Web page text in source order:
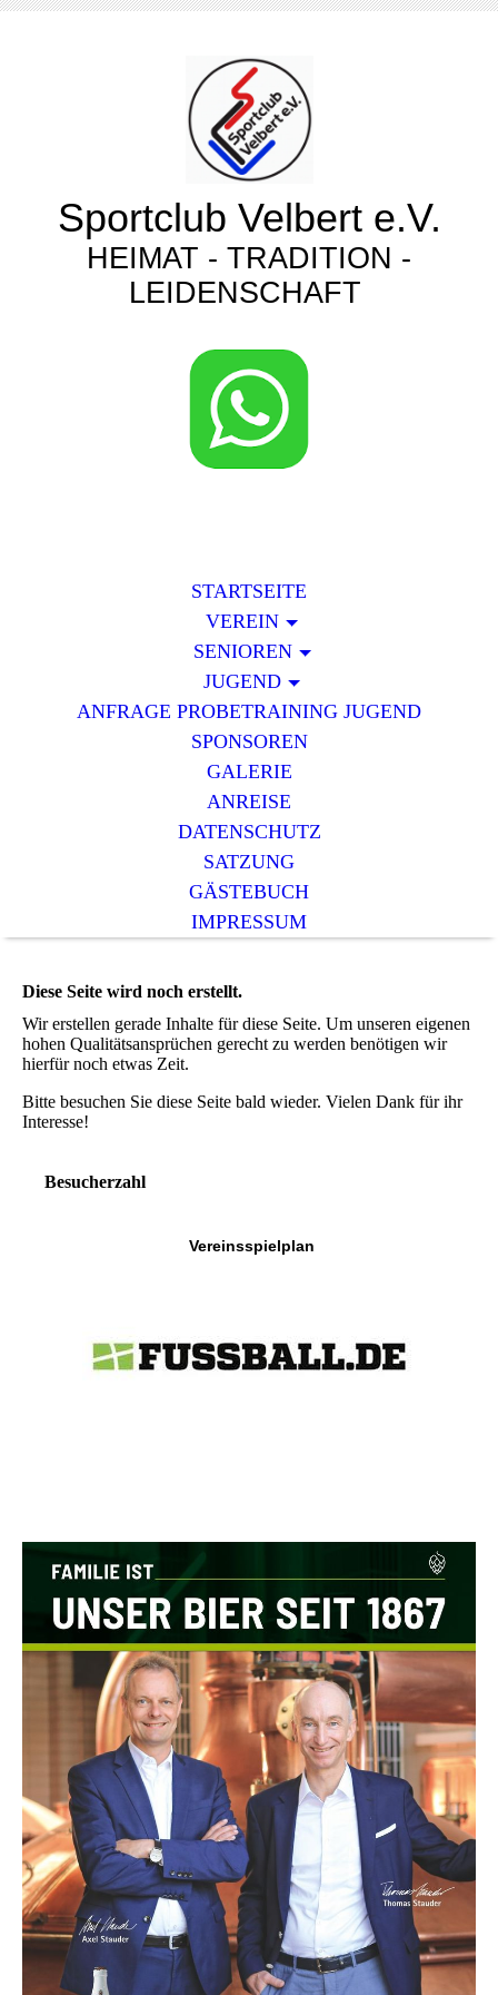
Sportclub Velbert e.V.
HEIMAT - TRADITION -
LEIDENSCHAFT
STARTSEITE
VEREIN
SENIOREN
JUGEND
ANFRAGE PROBETRAINING JUGEND
SPONSOREN
GALERIE
ANREISE
DATENSCHUTZ
SATZUNG
GÄSTEBUCH
IMPRESSUM
Diese Seite wird noch erstellt.
Wir erstellen gerade Inhalte für diese Seite. Um unseren eigenen
hohen Qualitätsansprüchen gerecht zu werden benötigen wir
hierfür noch etwas Zeit.
Bitte besuchen Sie diese Seite bald wieder. Vielen Dank für ihr
Interesse!
Besucherzahl
Vereinsspielplan